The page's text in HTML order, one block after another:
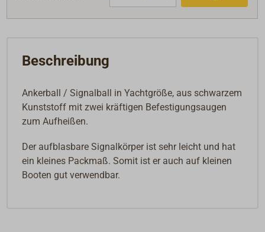
Beschreibung
Ankerball / Signalball in Yachtgröße, aus schwarzem
Kunststoff mit zwei kräftigen Befestigungsaugen
zum Aufheißen.
Der aufblasbare Signalkörper ist sehr leicht und hat
ein kleines Packmaß. Somit ist er auch auf kleinen
Booten gut verwendbar.